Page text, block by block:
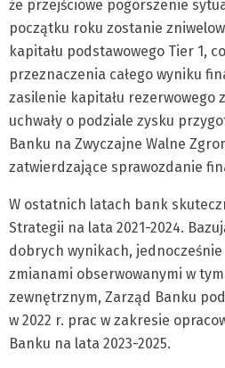
że przejściowe pogorszenie
początku roku zostanie
kapitału podstawowego Tier 1,
przeznaczenia całego wyniku
zasilenie kapitału rezerwowego
uchwały o podziale zysku
Banku na Zwyczajne Walne
zatwierdzające sprawozdanie
W ostatnich latach bank
Strategii na lata 2021-2024.
dobrych wynikach,
zmianami obserwowanymi w
zewnętrznym, Zarząd Banku
w 2022 r. prac w zakresie
Banku na lata 2023-2025.